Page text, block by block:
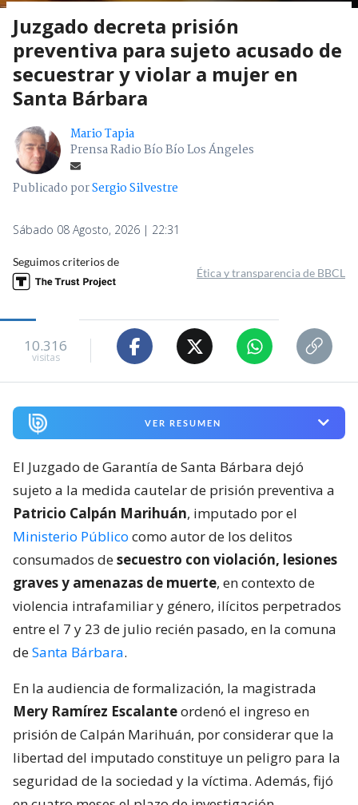
Juzgado decreta prisión
preventiva para sujeto acusado de
secuestrar y violar a mujer en
Santa Bárbara
Mario Tapia
Prensa Radio Bío Bío Los Ángeles
Publicado porSergio Silvestre
Sábado 08 Agosto, 2026 | 22:31
Seguimos criterios de
Ética y transparencia de BBCL
10.316
visitas
VER RESUMEN
El Juzgado de Garantía de Santa Bárbara dejó
sujeto a la medida cautelar de prisión preventiva a
Patricio Calpán Marihuán, imputado por el
Ministerio Público como autor de los delitos
consumados desecuestro con violación, lesiones
graves y amenazas de muerte, en contexto de
violencia intrafamiliar y género, ilícitos perpetrados
entre el 7 y 23 de julio recién pasado, en la comuna
deSanta Bárbara.
En la audiencia de formalización, la magistrada
Mery Ramírez Escalanteordenó el ingreso en
prisión de Calpán Marihuán, por considerar que la
libertad del imputado constituye un peligro para la
seguridad de la sociedad y la víctima. Además, fijó